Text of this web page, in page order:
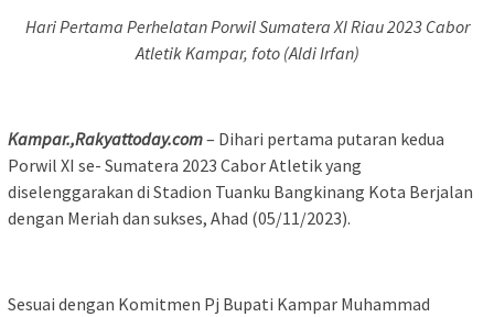
Hari Pertama Perhelatan Porwil Sumatera XI Riau 2023 Cabor
Atletik Kampar, foto (Aldi Irfan)
Kampar.,Rakyattoday.com– Dihari pertama putaran kedua
Porwil XI se- Sumatera 2023 Cabor Atletik yang
diselenggarakan di Stadion Tuanku Bangkinang Kota Berjalan
dengan Meriah dan sukses, Ahad (05/11/2023).
Sesuai dengan Komitmen Pj Bupati Kampar Muhammad